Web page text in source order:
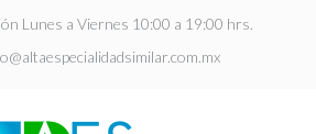
Lunes a Viernes 10:00 a 19:00 hrs.